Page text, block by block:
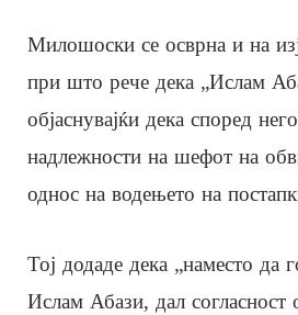
Милошоски се осврна и на
при што рече дека „Ислам
објаснувајќи дека според
надлежности на шефот на
однос на водењето на
Тој додаде дека „наместо да
Ислам Абази, дал согласност